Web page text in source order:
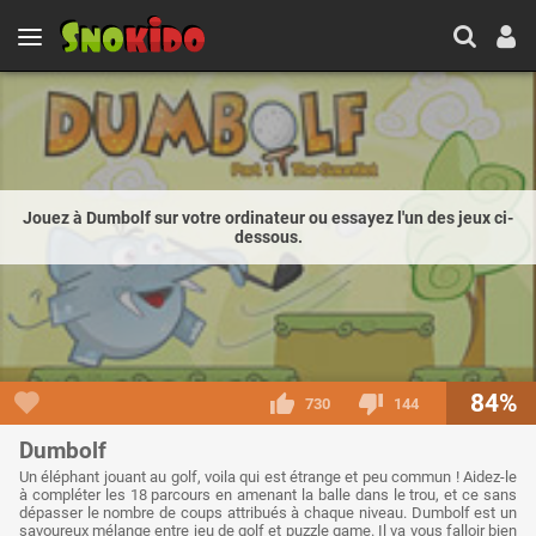
Jouez à Dumbolf sur votre ordinateur ou essayez l'un des jeux ci-
dessous.
730 144 84%
Dumbolf
Un éléphant jouant au golf, voila qui est étrange et peu commun ! Aidez-le
à compléter les 18 parcours en amenant la balle dans le trou, et ce sans
dépasser le nombre de coups attribués à chaque niveau. Dumbolf est un
savoureux mélange entre jeu de golf et puzzle game. Il va vous falloir bien